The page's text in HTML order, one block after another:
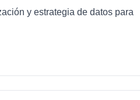
y estrategia de datos para